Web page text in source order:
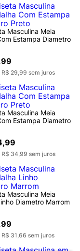
Masculina Meia
Estampa Diametro
29,99 sem juros
Masculina Meia
Estampa Diametro
34,99 sem juros
Masculina Meia
Diametro Marrom
31,66 sem juros